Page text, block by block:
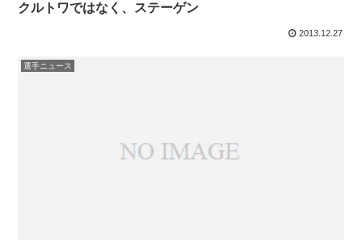
クルトワではなく、ステーゲン
2013.12.27
選手ニュース